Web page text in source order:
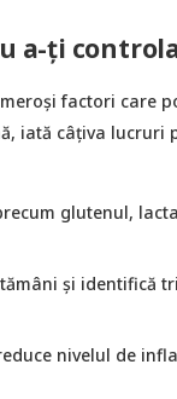
a-ți
factori care
iată câțiva lucruri
glutenul,
și identifică
nivelul de